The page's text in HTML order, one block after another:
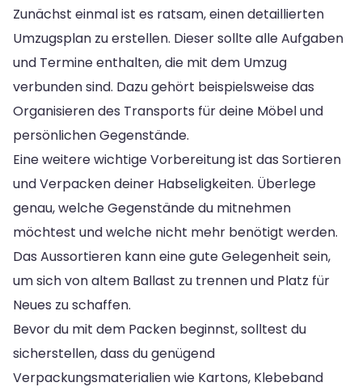
Zunächst einmal ist es ratsam, einen detaillierten
Umzugsplan zu erstellen. Dieser sollte alle Aufgaben
und Termine enthalten, die mit dem Umzug
verbunden sind. Dazu gehört beispielsweise das
Organisieren des Transports für deine Möbel und
persönlichen Gegenstände.
Eine weitere wichtige Vorbereitung ist das Sortieren
und Verpacken deiner Habseligkeiten. Überlege
genau, welche Gegenstände du mitnehmen
möchtest und welche nicht mehr benötigt werden.
Das Aussortieren kann eine gute Gelegenheit sein,
um sich von altem Ballast zu trennen und Platz für
Neues zu schaffen.
Bevor du mit dem Packen beginnst, solltest du
sicherstellen, dass du genügend
Verpackungsmaterialien wie Kartons, Klebeband